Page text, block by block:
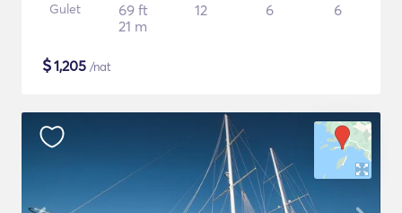
Gulet
69 ft
21 m
12 6 6
$1,205 /nat